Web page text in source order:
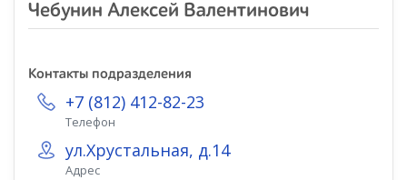
Чебунин Алексей Валентинович
Контакты подразделения
+7 (812) 412-82-23
Телефон
ул.Хрустальная, д.14
Адрес